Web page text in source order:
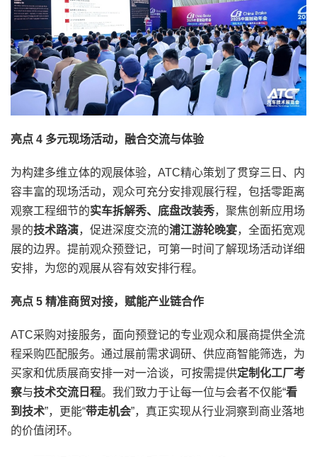
亮点 4 多元现场活动，融合交流与体验
为构建多维立体的观展体验，ATC精心策划了贯穿三日、内
容丰富的现场活动，观众可充分安排观展行程，包括零距离
观察工程细节的实车拆解秀、底盘改装秀，聚焦创新应用场
景的技术路演，促进深度交流的浦江游轮晚宴，全面拓宽观
展的边界。提前观众预登记，可第一时间了解现场活动详细
安排，为您的观展从容有效安排行程。
亮点 5 精准商贸对接，赋能产业链合作
ATC采购对接服务，面向预登记的专业观众和展商提供全流
程采购匹配服务。通过展前需求调研、供应商智能筛选，为
买家和优质展商安排一对一洽谈，可按需提供定制化工厂考
察与技术交流日程。我们致力于让每一位与会者不仅能“看
到技术”，更能“带走机会”，真正实现从行业洞察到商业落地
的价值闭环。